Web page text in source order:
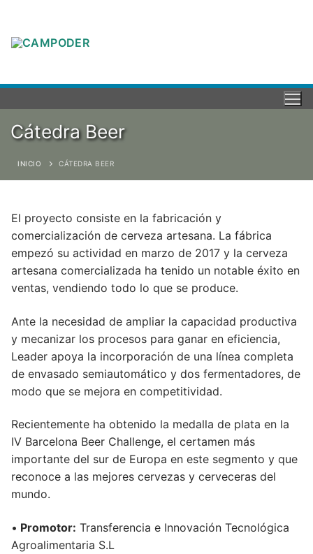
Cátedra Beer
INICIO CÁTEDRA BEER
El proyecto consiste en la fabricación y
comercialización de cerveza artesana. La fábrica
empezó su actividad en marzo de 2017 y la cerveza
artesana comercializada ha tenido un notable éxito en
ventas, vendiendo todo lo que se produce.
Ante la necesidad de ampliar la capacidad productiva
y mecanizar los procesos para ganar en eficiencia,
Leader apoya la incorporación de una línea completa
de envasado semiautomático y dos fermentadores, de
modo que se mejora en competitividad.
Recientemente ha obtenido la medalla de plata en la
IV Barcelona Beer Challenge, el certamen más
importante del sur de Europa en este segmento y que
reconoce a las mejores cervezas y cerveceras del
mundo.
• Promotor: Transferencia e Innovación Tecnológica
Agroalimentaria S.L